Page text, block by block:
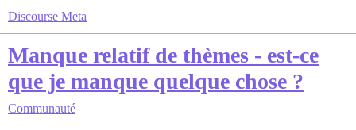
Discourse Meta
Manque relatif de thèmes - est-ce
que je manque quelque chose ?
Communauté